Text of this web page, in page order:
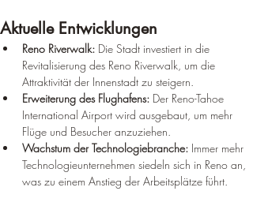
Aktuelle Entwicklungen
Reno Riverwalk: Die Stadt investiert in die
Revitalisierung des Reno Riverwalk, um die
Attraktivität der Innenstadt zu steigern.
Erweiterung des Flughafens: Der Reno-Tahoe
International Airport wird ausgebaut, um mehr
Flüge und Besucher anzuziehen.
Wachstum der Technologiebranche: Immer mehr
Technologieunternehmen siedeln sich in Reno an,
was zu einem Anstieg der Arbeitsplätze führt.